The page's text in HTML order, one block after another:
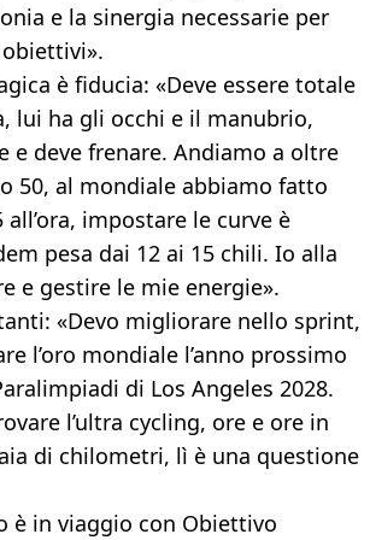
e la sinergia necessarie per
è fiducia: «Deve essere totale
lui ha gli occhi e il manubrio,
e deve frenare. Andiamo a oltre
50, al mondiale abbiamo fatto
impostare le curve è
pesa dai 12 ai 15 chili. Io alla
e gestire le mie energie».
«Devo migliorare nello sprint,
l’oro mondiale l’anno prossimo
di Los Angeles 2028.
l’ultra cycling, ore e ore in
di chilometri, lì è una questione
è in viaggio con Obiettivo